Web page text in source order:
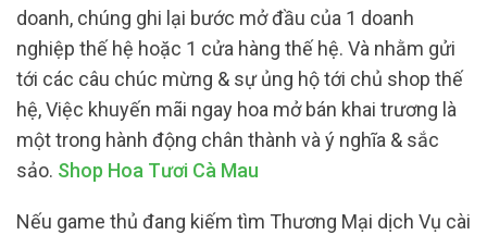
doanh, chúng ghi lại bước mở đầu của 1 doanh
nghiệp thế hệ hoặc 1 cửa hàng thế hệ. Và nhằm gửi
tới các câu chúc mừng & sự ủng hộ tới chủ shop thế
hệ, Việc khuyến mãi ngay hoa mở bán khai trương là
một trong hành động chân thành và ý nghĩa & sắc
sảo. Shop Hoa Tươi Cà Mau
Nếu game thủ đang kiếm tìm Thương Mại dịch Vụ cài